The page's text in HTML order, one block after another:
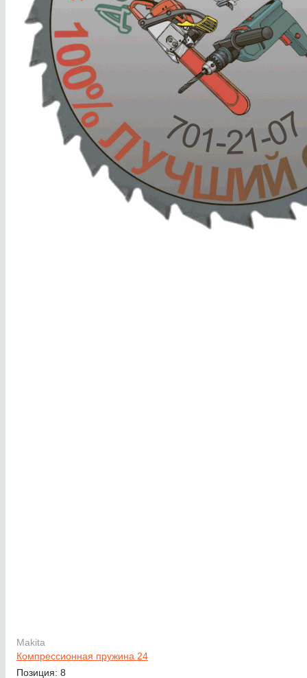
Makita
Компрессионная пружина 24
Позиция: 8